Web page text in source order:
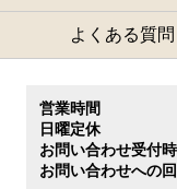
よくある質問
営業時間
日曜定休
お問い合わせ受付
お問い合わせへの